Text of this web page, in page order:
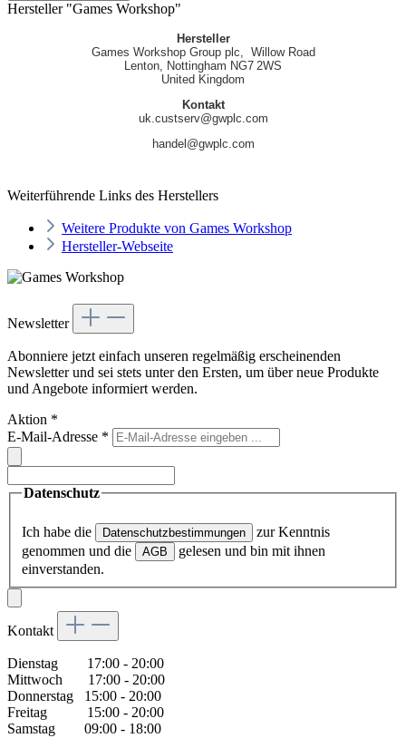
Hersteller "Games Workshop"
Hersteller
Games Workshop Group plc, Willow Road
Lenton, Nottingham NG7 2WS
United Kingdom
Kontakt
uk.custserv@gwplc.com
handel@gwplc.com
Weiterführende Links des Herstellers
Weitere Produkte von Games Workshop
Hersteller-Webseite
Newsletter
Abonniere jetzt einfach unseren regelmäßig erscheinenden
Newsletter und sei stets unter den Ersten, um über neue Produkte
und Angebote informiert werden.
Aktion *
E-Mail-Adresse *
Datenschutz
Ich habe die Datenschutzbestimmungen
zur Kenntnis
genommen und die
AGB
gelesen und bin mit ihnen
einverstanden.
Kontakt
Dienstag 17:00 - 20:00
Mittwoch 17:00 - 20:00
Donnerstag 15:00 - 20:00
Freitag 15:00 - 20:00
Samstag 09:00 - 18:00